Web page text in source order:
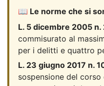
📖 Le norme che si
L. 5 dicembre 2005 n.
commisurato al
per i delitti e quattro
L. 23 giugno 2017 n.
sospensione del